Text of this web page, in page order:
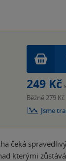
249 Kč
Běžně 279 Kč
Jsme
čeká
kterými